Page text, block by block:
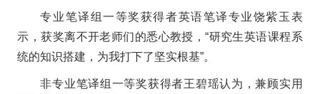
专业笔译组一等奖获得者英语笔译专业饶紫玉表
示，获奖离不开老师们的悉心教授，“研究生英语课程系
统的知识搭建，为我打下了坚实根基”。
非专业笔译组一等奖获得者王碧瑶认为，兼顾实用